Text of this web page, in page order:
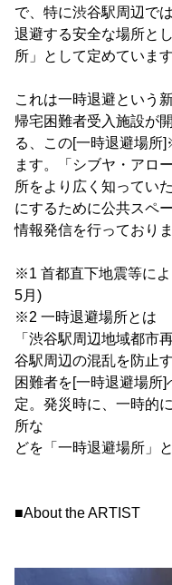
で、特に渋谷駅周辺で
退避する安全な場所と
所」として定めています
これは一時退避という
帰宅困難者受入施設が
る、この[一時退避場所
ます。「シブヤ・アロ
所をより広く知ってい
にするために公共スペ
情報発信を行っておりま
※1 首都直下地震等に
5月)
※2 一時退避場所とは
「渋谷駅周辺地域都市
谷駅周辺の混乱を防止
困難者を[一時退避場所
定。発災時に、一時的
所な
どを「一時退避場所」
■About the ARTIST